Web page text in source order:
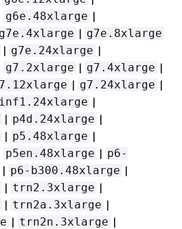
g6e.48xlarge |
g7e.4xlarge | g7e.8xlarge
| g7e.24xlarge |
g7.2xlarge | g7.4xlarge |
| g7.24xlarge |
inf1.24xlarge |
| p4d.24xlarge |
| p5.48xlarge |
p5en.48xlarge | p6-
| p6-b300.48xlarge |
| trn2.3xlarge |
| trn2a.3xlarge |
| trn2n.3xlarge |